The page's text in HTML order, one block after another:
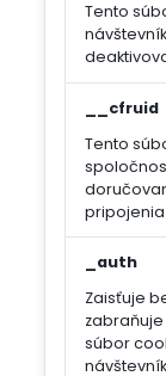
Tento
__cfruid
Tento
pripojenia
_auth
Zaisťuje
súbor